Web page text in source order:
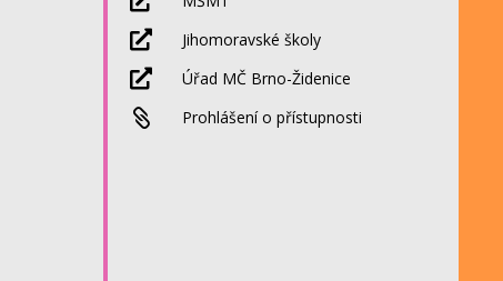
 Jihomoravské školy
 Úřad MČ Brno-Židenice
 Prohlášení o přístupnosti